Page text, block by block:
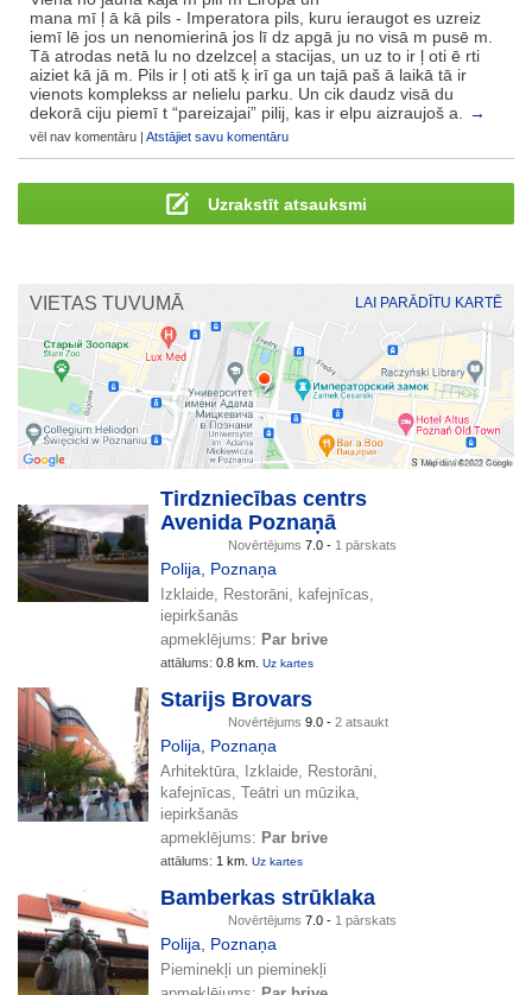
mana mī ļ ā kā pils - Imperatora pils, kuru ieraugot es uzreiz
iemī lē jos un nenomierinā jos lī dz apgā ju no visā m pusē m.
Tā atrodas netā lu no dzelzceļ a stacijas, un uz to ir ļ oti ē rti
aiziet kā jā m. Pils ir ļ oti atš ķ irī ga un tajā paš ā laikā tā ir
vienots komplekss ar nelielu parku. Un cik daudz visā du
dekorā ciju piemī t “pareizajai” pilij, kas ir elpu aizraujoš a.
→
vēl nav komentāru | Atstājiet savu komentāru
Uzrakstīt atsauksmi
VIETAS TUVUMĀ LAI PARĀDĪTU KARTĒ
Tirdzniecības centrs
Avenida Poznaņā
Novērtējums 7.0 - 1 pārskats
Polija Poznaņa
Izklaide, Restorāni, kafejnīcas,
iepirkšanās
apmeklējums: Par brive
attālums: 0.8 km. Uz kartes
Starijs Brovars
Novērtējums 9.0 - 2 atsaukt
Polija Poznaņa
Arhitektūra, Izklaide, Restorāni,
kafejnīcas, Teātri un mūzika,
iepirkšanās
apmeklējums: Par brive
attālums: 1 km. Uz kartes
Bamberkas strūklaka
Novērtējums 7.0 - 1 pārskats
Polija Poznaņa
Pieminekļi un pieminekļi